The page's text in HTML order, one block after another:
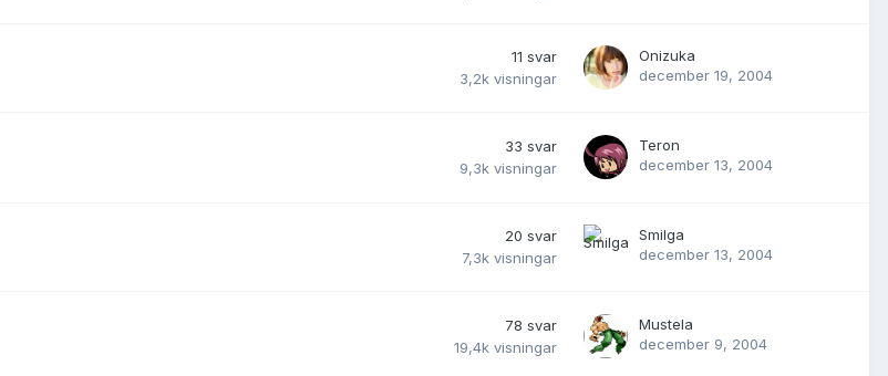
11 svar
3,2k visningar
Onizuka
december 19, 2004
33 svar
9,3k visningar
Teron
december 13, 2004
20 svar
7,3k visningar
Smilga
december 13, 2004
78 svar
19,4k visningar
Mustela
december 9, 2004